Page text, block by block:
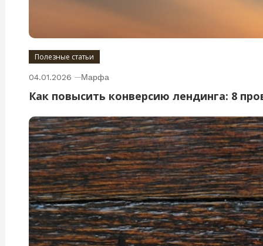
Полезные статьи
04.01.2026 Марфа
Как повысить конверсию лендинга: 8